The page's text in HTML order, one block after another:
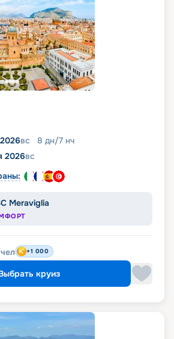
вс 8 дн/7 нч
2026вс
Meraviglia
+1 000
круиз